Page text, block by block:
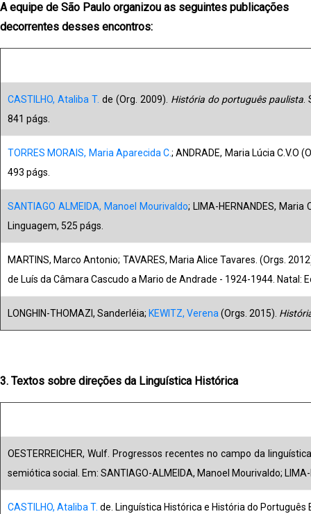
A equipe de São Paulo organizou as seguintes publicações
decorrentes desses encontros:
CASTILHO, Ataliba T. de (Org. 2009). História do português paulista.
841 págs.
TORRES MORAIS, Maria Aparecida C.; ANDRADE, Maria Lúcia C.V.O
493 págs.
SANTIAGO ALMEIDA, Manoel Mourivaldo; LIMA-HERNANDES, Maria
Linguagem, 525 págs.
MARTINS, Marco Antonio; TAVARES, Maria Alice Tavares. (Orgs.
de Luís da Câmara Cascudo a Mario de Andrade - 1924-1944. Natal:
LONGHIN-THOMAZI, Sanderléia; KEWITZ, Verena(Orgs. 2015).
3. Textos sobre direções da Linguística Histórica
OESTERREICHER, Wulf. Progressos recentes no campo da
semiótica social. Em: SANTIAGO-ALMEIDA, Manoel Mourivaldo;
CASTILHO, Ataliba T. de. Linguística Histórica e História do Português